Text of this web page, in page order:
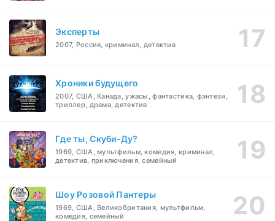
Эксперты
2007, Россия, криминал, детектив
Хроники будущего
2007, США, Канада, ужасы, фантастика, фэнтези,
триллер, драма, детектив
Где ты, Скуби-Ду?
1969, США, мультфильм, комедия, криминал,
детектив, приключения, семейный
Шоу Розовой Пантеры
1969, США, Великобритания, мультфильм,
комедия, семейный